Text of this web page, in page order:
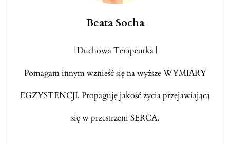
Beata Socha
| Duchowa Terapeutka |
Pomagam innym wznieść się na wyższe WYMIARY
EGZYSTENCJI. Propaguję jakość życia przejawiającą
się w przestrzeni SERCA.